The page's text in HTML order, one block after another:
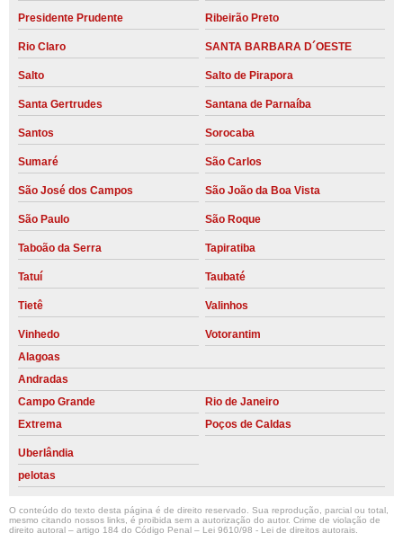
Presidente Prudente Ribeirão Preto
Rio Claro SANTA BARBARA D´OESTE
Salto Salto de Pirapora
Santa Gertrudes Santana de Parnaíba
Santos Sorocaba
Sumaré São Carlos
São José dos Campos São João da Boa Vista
São Paulo São Roque
Taboão da Serra Tapiratiba
Tatuí Taubaté
Tietê Valinhos
Vinhedo
Votorantim
Alagoas
Andradas
Campo Grande
Rio de Janeiro
Extrema
Poços de Caldas
Uberlândia
pelotas
O conteúdo do texto desta página é de direito reservado. Sua reprodução, parcial ou total,
mesmo citando nossos links, é proibida sem a autorização do autor. Crime de violação de
direito autoral – artigo 184 do Código Penal – Lei 9610/98 - Lei de direitos autorais.